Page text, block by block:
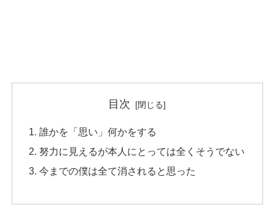
目次
誰かを「思い」何かをする
努力に見えるが本人にとっては全くそうでない
今までの僕は全て消されると思った